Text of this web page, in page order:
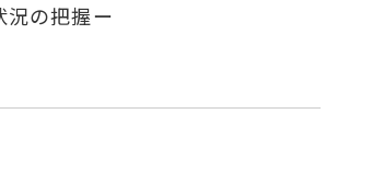
の把握ー